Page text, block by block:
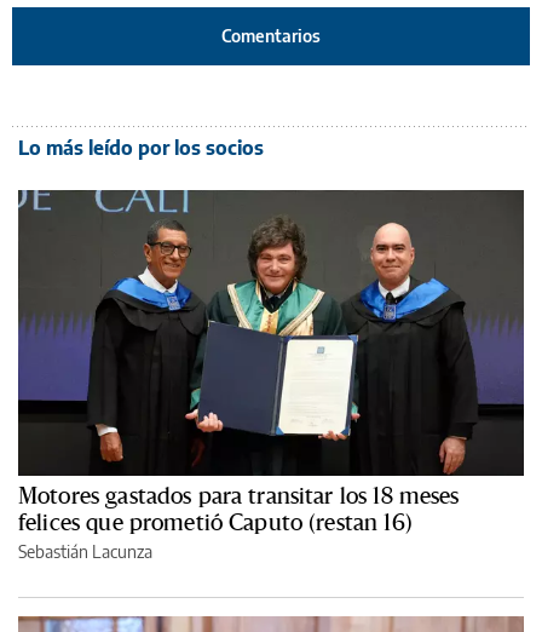
Comentarios
Lo más leído por los socios
Motores gastados para transitar los 18 meses
felices que prometió Caputo (restan 16)
Sebastián Lacunza